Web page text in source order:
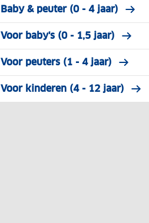
Baby & peuter (0 - 4 jaar)
Voor baby's (0 - 1,5 jaar)
Voor peuters (1 - 4 jaar)
Voor kinderen (4 - 12 jaar)